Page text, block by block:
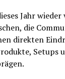
Jahr
die
direkten
Setups